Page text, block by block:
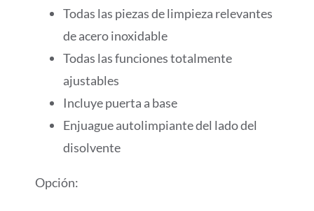
Todas las piezas de limpieza relevantes
de acero inoxidable
Todas las funciones totalmente
ajustables
Incluye puerta a base
Enjuague autolimpiante del lado del
disolvente
Opción: